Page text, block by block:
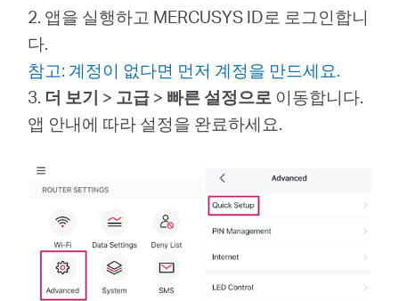
Republic
2. 앱을 실행하고 MERCUSYS ID로 로그인합니
다.
참고: 계정이 없다면 먼저 계정을 만드세요.
3. 더 보기 > 고급 > 빠른 설정으로 이동합니다.
앱 안내에 따라 설정을 완료하세요.